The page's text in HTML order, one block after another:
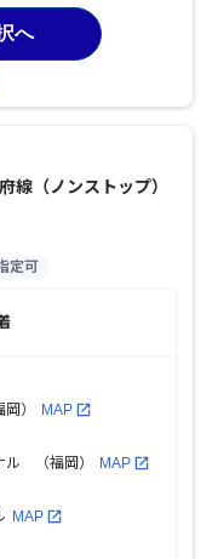
へ
線（ノンストップ）
定可
）
MAP
ル （福岡）
MAP
MAP